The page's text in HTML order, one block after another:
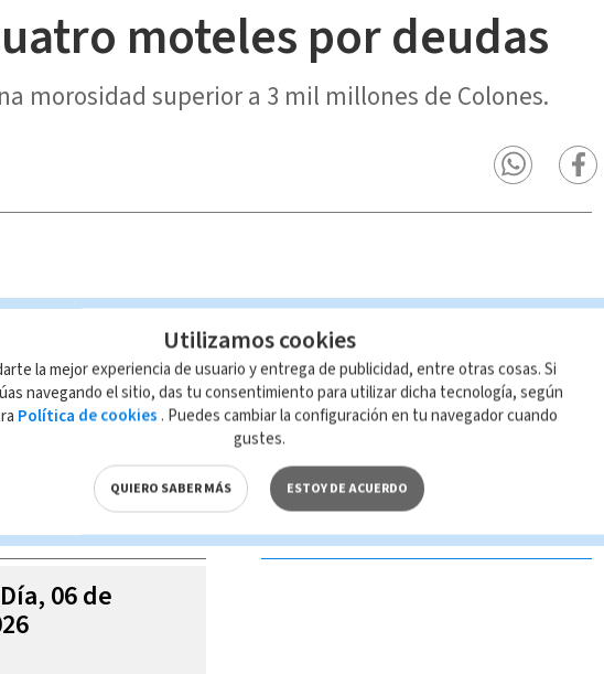
moteles por deudas
morosidad superior a 3 mil millones de Colones.
esta página, mismo que es propiedad de TELEDIARIO; su reproducción no
VIDEOS
06 de
Utilizamos cookies
la mejor experiencia de usuario y entrega de publicidad, entre otras cosas. Si
navegando el sitio, das tu consentimiento para utilizar dicha tecnología, según
Política de cookies . Puedes cambiar la configuración en tu navegador cuando
gustes.
QUIERO SABER MÁS ESTOY DE ACUERDO